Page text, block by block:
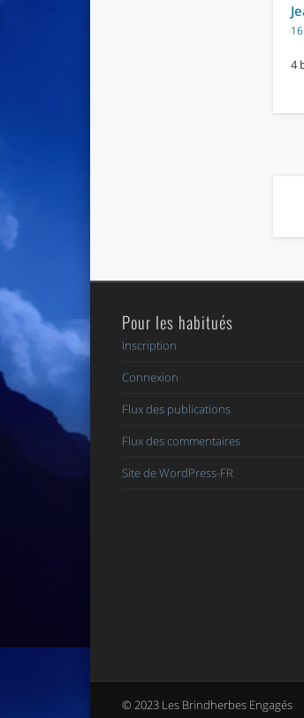
4
Pour les habitués
Inscription
Connexion
Flux des publications
Flux des commentaires
Site de WordPress-FR
© 2023 Les Brindherbes Engagés